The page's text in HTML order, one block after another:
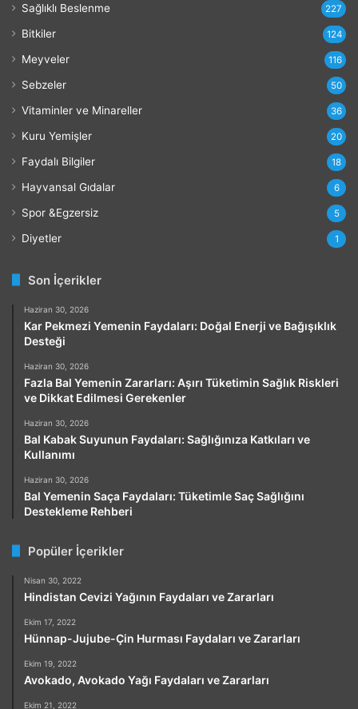
Sağlıklı Beslenme 227
Bitkiler 124
Meyveler 116
Sebzeler 50
Vitaminler ve Minareller 36
Kuru Yemişler 20
Faydalı Bilgiler 18
Hayvansal Gıdalar 6
Spor &Egzersiz 5
Diyetler 1
Son İçerikler
Haziran 30, 2026
Kar Pekmezi Yemenin Faydaları: Doğal Enerji ve Bağışıklık
Desteği
Haziran 30, 2026
Fazla Bal Yemenin Zararları: Aşırı Tüketimin Sağlık Riskleri
ve Dikkat Edilmesi Gerekenler
Haziran 30, 2026
Bal Kabak Suyunun Faydaları: Sağlığınıza Katkıları ve
Kullanımı
Haziran 30, 2026
Bal Yemenin Saça Faydaları: Tüketimle Saç Sağlığını
Destekleme Rehberi
Popüler İçerikler
Nisan 30, 2022
Hindistan Cevizi Yağının Faydaları ve Zararları
Ekim 17, 2022
Hünnap-Jujube-Çin Hurması Faydaları ve Zararları
Ekim 19, 2022
Avokado, Avokado Yağı Faydaları ve Zararları
Ekim 21, 2022